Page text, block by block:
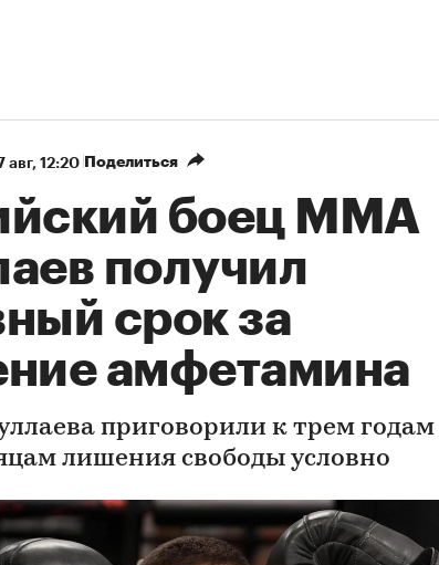
авг, 12:20 Поделиться
боец ММА
получил
срок за
амфетамина
приговорили к трем
лишения свободы условно